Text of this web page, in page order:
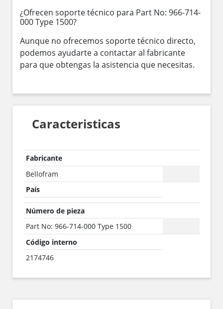
¿Ofrecen soporte técnico para Part No: 966-714-
000 Type 1500?
Aunque no ofrecemos soporte técnico directo,
podemos ayudarte a contactar al fabricante
para que obtengas la asistencia que necesitas.
Caracteristicas
Fabricante
Bellofram
País
Número de pieza
Part No: 966-714-000 Type 1500
Código interno
2174746